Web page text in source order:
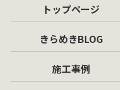
トップページ
きらめきBLOG
施工事例